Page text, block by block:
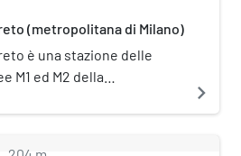
(metropolitana di Milano)
è una stazione delle
M1 ed M2 della
fu costruita come
navigate_next